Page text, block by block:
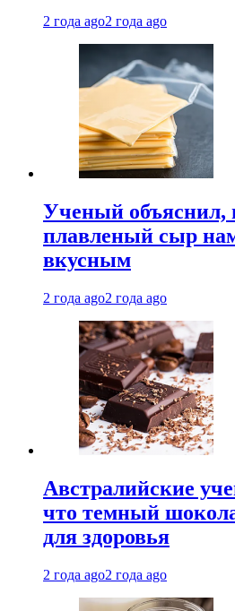
2 года ago2 года ago
Ученый объяснил,
плавленый сыр
вкусным
2 года ago2 года ago
Австралийские
что темный
для здоровья
2 года ago2 года ago